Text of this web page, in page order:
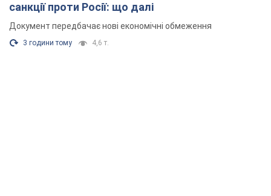
санкції проти Росії: що далі
Документ передбачає нові економічні обмеження
3 години тому 4,6 т.